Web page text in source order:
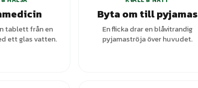
tablett från en
ett glas vatten.
Byta om till pyjamas
En flicka drar en blåvitrandig
pyjamaströja över huvudet.